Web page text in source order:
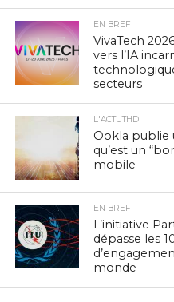
EN BREF
VivaTech
vers l’IA
secteurs
L'ACTUTHD
Ookla publie
qu’est un
mobile
EN BREF
L’initiative
dépasse les
monde